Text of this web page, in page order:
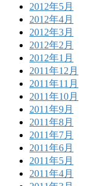
2012年5月
2012年4月
2012年3月
2012年2月
2012年1月
2011年12月
2011年11月
2011年10月
2011年9月
2011年8月
2011年7月
2011年6月
2011年5月
2011年4月